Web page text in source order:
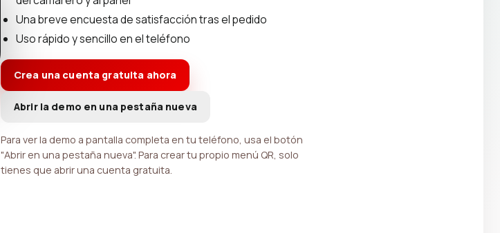
Una breve encuesta de satisfacción tras el pedido
Uso rápido y sencillo en el teléfono
Crea una cuenta gratuita ahora
Abrir la demo en una pestaña nueva
Para ver la demo a pantalla completa en tu teléfono, usa el botón
"Abrir en una pestaña nueva". Para crear tu propio menú QR, solo
tienes que abrir una cuenta gratuita.